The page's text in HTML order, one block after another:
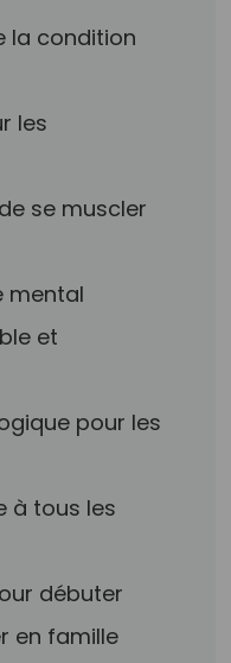
la condition
les
se muscler
mental
et
pour les
à tous les
débuter
en famille